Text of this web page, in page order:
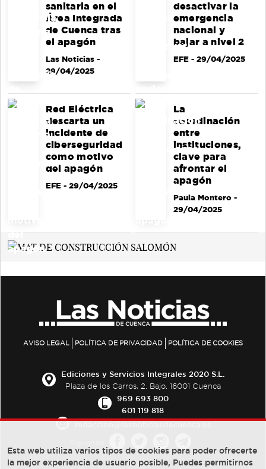
sanitaria en el
Área Integrada
de Cuenca tras
el apagón
Las Noticias-
29/04/2025
desactivar la
emergencia
nacional y
bajar a nivel 2
EFE- 29/04/2025
Red Eléctrica
descarta un
incidente de
ciberseguridad
como motivo
del apagón
EFE- 29/04/2025
La
coordinación
entre
instituciones,
clave para
afrontar el
apagón
Paula Montero-
29/04/2025
AVISO LEGAL POLÍTICA DE PRIVACIDAD POLÍTICA DE COOKIES
Ediciones y Servicios Integrales 2020 S.L.
Plaza de los Carros, 2. Bajo. 16001 Cuenca
969 693 800
601 119 818
Esta web utiliza varios tipos de cookies para poder ofrecerte
la mejor experiencia de usuario posible, Puedes permitirnos